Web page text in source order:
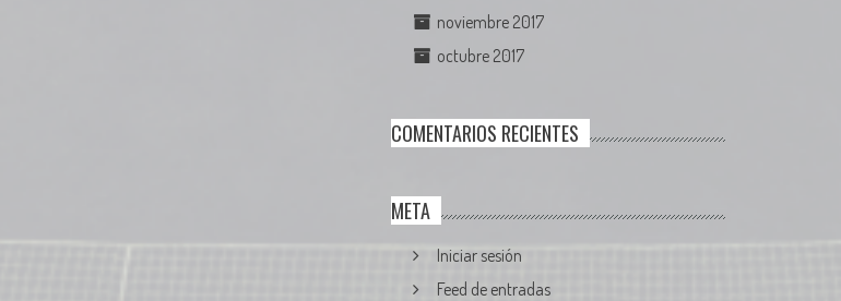
noviembre 2017
octubre 2017
COMENTARIOS RECIENTES
META
Iniciar sesión
Feed de entradas